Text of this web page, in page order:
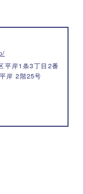
平岸1条3丁目2番
岸 2階25号